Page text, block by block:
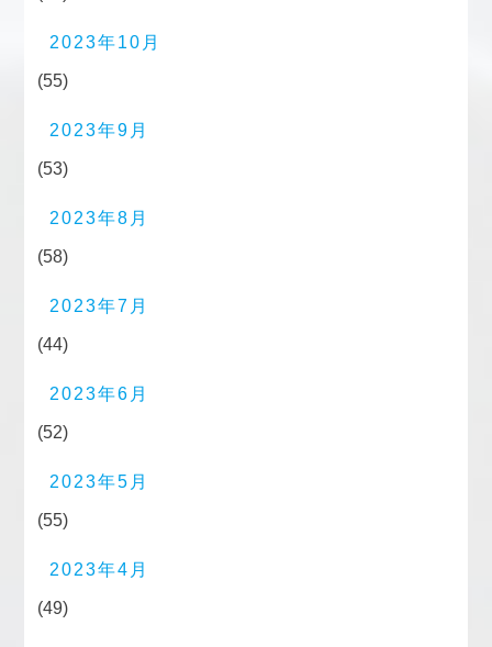
2023年10月
(55)
2023年9月
(53)
2023年8月
(58)
2023年7月
(44)
2023年6月
(52)
2023年5月
(55)
2023年4月
(49)